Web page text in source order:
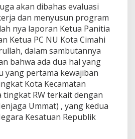
akan dibahas evaluasi
dan menyusun program
nya laporan Ketua Panitia
Ketua PC NU Kota Cimahi
dalam sambutannya
bahwa ada dua hal yang
yang pertama kewajiban
Kota Kecamatan
tingkat RW terkait dengan
Ummat) , yang kedua
Kesatuan Republik